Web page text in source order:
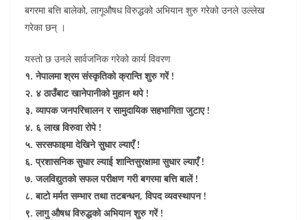
बगरमा बत्ति बालेको, लागूऔषध विरुद्धको अभियान शुरु गरेको उनले उल्लेख
गरेका छन् ।
यस्तो छ उनले सार्वजनिक गरेको कार्य विवरण
१. नेपालमा श्रम संस्कृतिको क्रान्ति शुरु गरें !
२. ४ ठाउँबाट खानेपानीको मुहान थपे !
३. व्यापक जनपरिचालन र सामुदायिक सहभागिता जुटाए !
४. ६ लाख विरुवा रोपे !
५. सरसफाइमा देखिने सुधार ल्याएँ !
६. प्रशासनिक सुधार ल्याई शान्तिसुरक्षामा सुधार ल्याएँ !
७. जलविद्युतको सफल परीक्षण गरी बगरमा बत्ति बालें !
८. बाटो मर्मत सम्भार तथा तटबन्धन, विपद व्यवस्थापन !
९. लागु औषध विरुद्धको अभियान शुरु गरें !